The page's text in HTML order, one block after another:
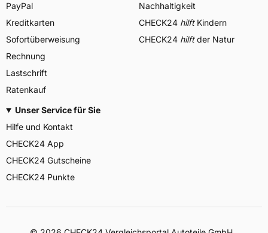
PayPal
Kreditkarten
Sofortüberweisung
Rechnung
Lastschrift
Ratenkauf
Nachhaltigkeit
CHECK24 hilftKindern
CHECK24 hilftder Natur
Unser Service für Sie
Hilfe und Kontakt
CHECK24 App
CHECK24 Gutscheine
CHECK24 Punkte